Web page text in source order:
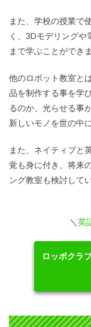
また、学校の授業で
く、3Dモデリング
まで学ぶことができま
他のロボット教室と
品を制作する事を学
るのか、光らせる事
新しいモノを世の中
また、ネイティブと
覚も身に付き、将来
ング教室も検討して
＼ 英
ロッボクラ